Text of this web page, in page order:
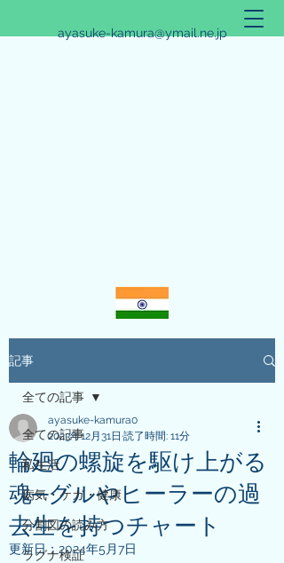
ayasuke-kamura@ymail.ne.jp
アリシュタ・バンガ~JYOTISHのススメ~
記事
全ての記事
私生活
病気・ケガ・健康
分割図の読み方
ラグナ検証
全ての記事
輪廻の螺旋を駆け上がる
魂─グルやヒーラーの過
去生を持つチャート
ayasuke-kamura0
2023年12月31日 読了時間: 11分
更新日： 2024年5月7日